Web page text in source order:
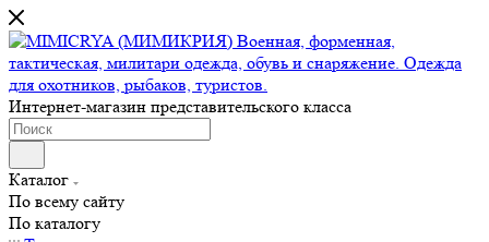
Интернет-магазин представительского класса
Каталог
По всему сайту
По каталогу